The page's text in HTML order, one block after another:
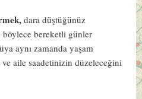
dara düştüğünüz
böylece bereketli günler
aynı zamanda yaşam
ve aile saadetinizin düzeleceğini